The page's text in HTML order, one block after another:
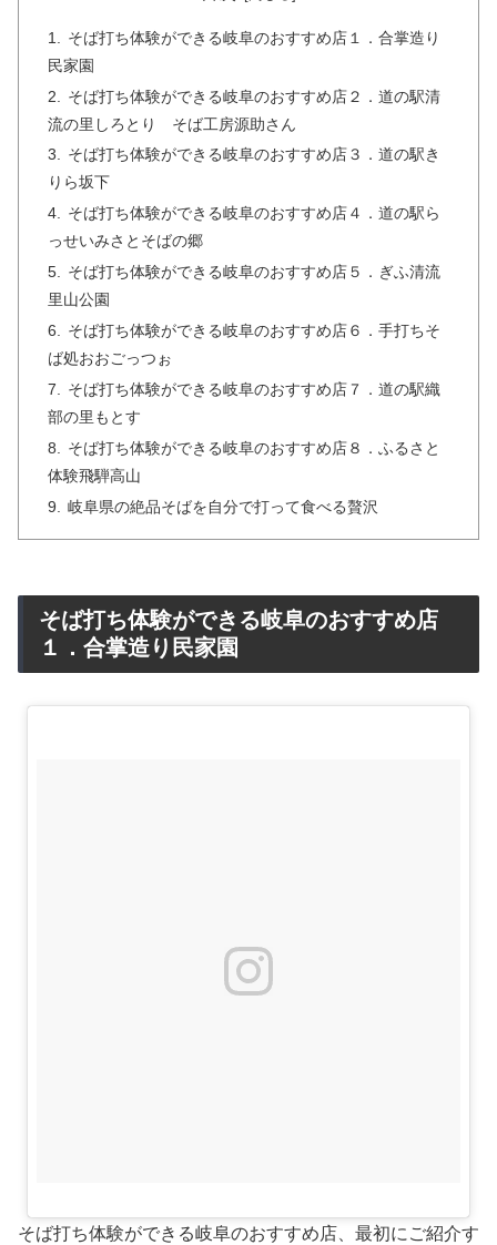
そば打ち体験ができる岐阜のおすすめ店１．合掌造り
民家園
そば打ち体験ができる岐阜のおすすめ店２．道の駅清
流の里しろとり そば工房源助さん
そば打ち体験ができる岐阜のおすすめ店３．道の駅き
りら坂下
そば打ち体験ができる岐阜のおすすめ店４．道の駅ら
っせいみさとそばの郷
そば打ち体験ができる岐阜のおすすめ店５．ぎふ清流
里山公園
そば打ち体験ができる岐阜のおすすめ店６．手打ちそ
ば処おおごっつぉ
そば打ち体験ができる岐阜のおすすめ店７．道の駅織
部の里もとす
そば打ち体験ができる岐阜のおすすめ店８．ふるさと
体験飛騨高山
岐阜県の絶品そばを自分で打って食べる贅沢
そば打ち体験ができる岐阜のおすすめ店
１．合掌造り民家園
そば打ち体験ができる岐阜のおすすめ店、最初にご紹介す